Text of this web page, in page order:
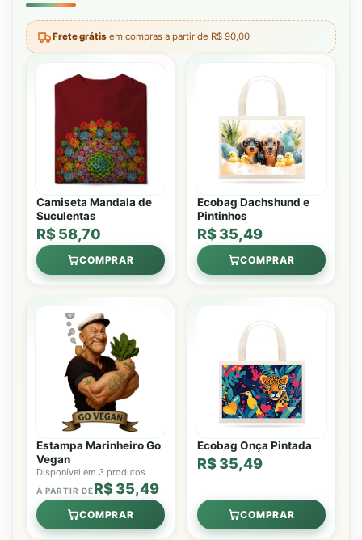
Frete grátis em compras a partir de R$ 90,00
Camiseta Mandala de
Suculentas
R$ 58,70
COMPRAR
Ecobag Dachshund e
Pintinhos
R$ 35,49
COMPRAR
Estampa Marinheiro Go
Vegan
Disponível em 3 produtos
A PARTIR DER$ 35,49
COMPRAR
Ecobag Onça Pintada
R$ 35,49
COMPRAR